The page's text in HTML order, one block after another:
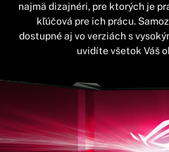
najmä dizajnéri, pre ktorých je
kľúčová pre ich prácu.
dostupné aj vo verziách s
uvidíte všetok Váš